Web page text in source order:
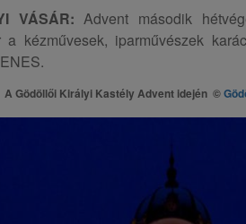
VÁSÁR: Advent második
a kézművesek, iparművészek
A Gödöllői Királyi Kastély Advent idején ©